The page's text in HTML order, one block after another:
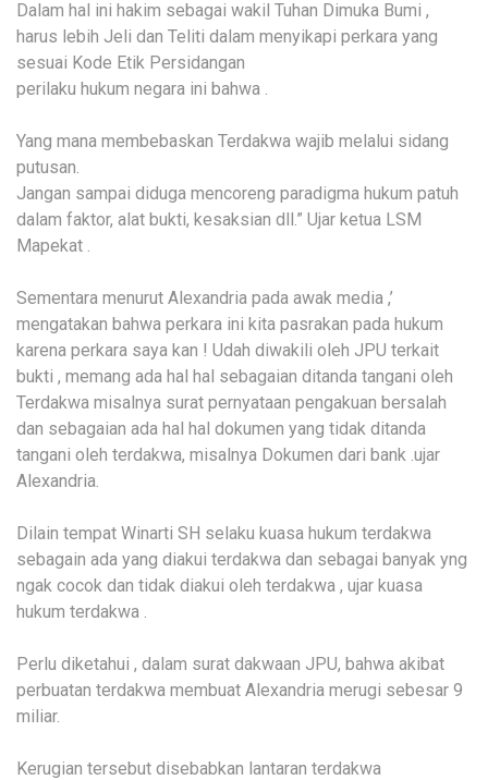
Dalam hal ini hakim sebagai wakil Tuhan Dimuka Bumi ,
harus lebih Jeli dan Teliti dalam menyikapi perkara yang
sesuai Kode Etik Persidangan
perilaku hukum negara ini bahwa .
Yang mana membebaskan Terdakwa wajib melalui sidang
putusan.
Jangan sampai diduga mencoreng paradigma hukum patuh
dalam faktor, alat bukti, kesaksian dll.” Ujar ketua LSM
Mapekat .
Sementara menurut Alexandria pada awak media ,’
mengatakan bahwa perkara ini kita pasrakan pada hukum
karena perkara saya kan ! Udah diwakili oleh JPU terkait
bukti , memang ada hal hal sebagaian ditanda tangani oleh
Terdakwa misalnya surat pernyataan pengakuan bersalah
dan sebagaian ada hal hal dokumen yang tidak ditanda
tangani oleh terdakwa, misalnya Dokumen dari bank .ujar
Alexandria.
Dilain tempat Winarti SH selaku kuasa hukum terdakwa
sebagain ada yang diakui terdakwa dan sebagai banyak yng
ngak cocok dan tidak diakui oleh terdakwa , ujar kuasa
hukum terdakwa .
Perlu diketahui , dalam surat dakwaan JPU, bahwa akibat
perbuatan terdakwa membuat Alexandria merugi sebesar 9
miliar.
Kerugian tersebut disebabkan lantaran terdakwa